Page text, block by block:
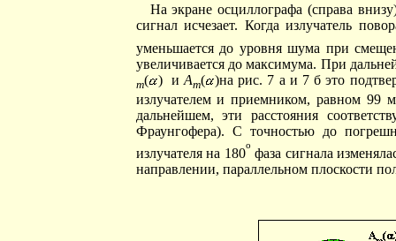
На экране осциллографа (справа
сигнал исчезает. Когда излучатель
уменьшается до уровня шума при
увеличивается до максимума. При
m( ) иAm(
)на рис. 7 а и 7 б это
излучателем и приемником, равном
дальнейшем, эти расстояния
Фраунгофера). С точностью до
излучателя на 180
o
фаза сигнала
направлении, параллельном плоскости